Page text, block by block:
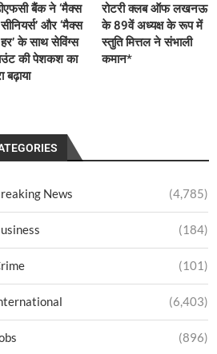
बैंक ने ‘मैक्स
और ‘मैक्स
के साथ सेविंग्स
की पेशकश का
बढ़ाया
रोटरी क्लब ऑफ लखनऊ
के 89वें अध्यक्ष के रूप में
स्तुति मित्तल ने संभाली
कमान*
News (4,785)
(184)
(101)
(6,403)
(896)